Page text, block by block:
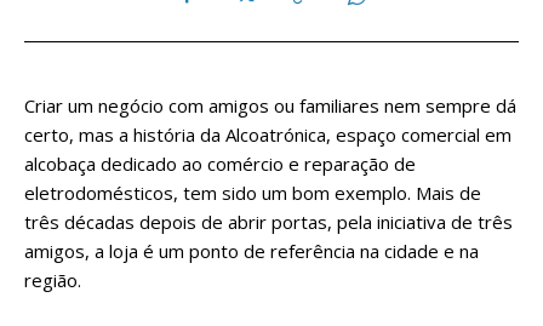
Criar um negócio com amigos ou familiares nem sempre dá
certo, mas a história da Alcoatrónica, espaço comercial em
alcobaça dedicado ao comércio e reparação de
eletrodomésticos, tem sido um bom exemplo. Mais de
três décadas depois de abrir portas, pela iniciativa de três
amigos, a loja é um ponto de referência na cidade e na
região.